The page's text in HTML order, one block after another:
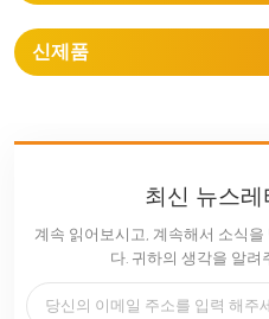
신제품
최신 뉴스레
계속 읽어보시고, 계속해서 소식
다. 귀하의 생각을 알려